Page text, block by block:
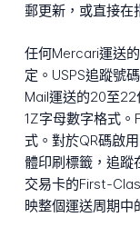
郵更新，或直接在
任何Mercari運送
定。USPS追蹤號
Mail運送的20至22
1Z字母數字格式。
式。對於QR碼啟
體印刷標籤，追蹤
交易卡的First-
映整個運送周期中